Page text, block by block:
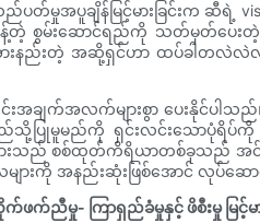
အပူချိန်မြင့်မားခြင်းက ဆီရဲ့
တဲ့ စွမ်းဆောင်ရည်ကို သတ်မှတ်ပေးတဲ့
နည်းတဲ့ အဆို့ရှင်ဟာ ထပ်ခါတလဲလဲလည်
ျက်အလက်များစွာ ပေးနိုင်ပါသည်
မူမည်ကို ရှင်းလင်းသောပုံရိပ်ကို ပ
များသည် စစ်ထုတ်ကိရိယာတစ်ခုသည်
းကို အနည်းဆုံးဖြစ်အောင် လုပ်ဆ
ညီမှု- ကြာရှည်ခံမှုနှင့် ဖိစီးမှု မြင့်